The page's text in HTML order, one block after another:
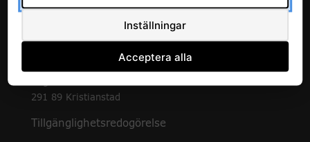
Avdelningen för hälso- och sjukvårdsstyrning
291 89 Kristianstad
Tillgänglighetsredogörelse
Inställningar
Acceptera alla